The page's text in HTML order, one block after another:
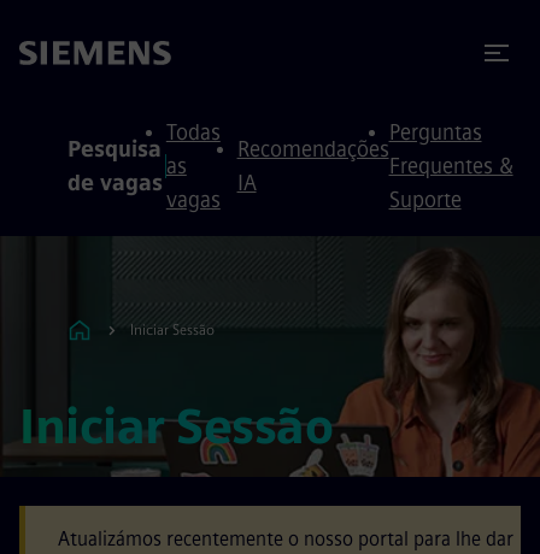
Pesquisa
de vagas
Todas
as
vagas
Recomendações
IA
Perguntas
Frequentes &
Suporte
Iniciar Sessão
Iniciar Sessão
Atualizámos recentemente o nosso portal para lhe dar